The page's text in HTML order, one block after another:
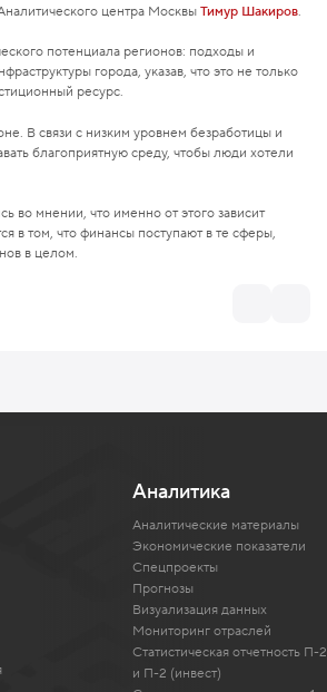
центра МосквыТимур Шакиров.
потенциала регионов: подходы и
города, указав, что это не только
ресурс.
В связи с низким уровнем безработицы и
благоприятную среду, чтобы люди хотели
во мнении, что именно от этого зависит
в том, что финансы поступают в те сферы,
в целом.
Аналитика
Аналитические материалы
Экономические показатели
Спецпроекты
Прогнозы
Визуализация данных
Мониторинг отраслей
Статистическая отчетность П-2
и П-2 (инвест)